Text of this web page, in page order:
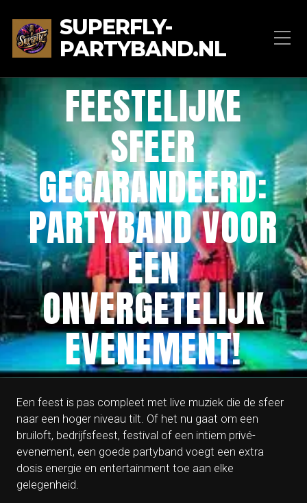
SUPERFLY-
PARTYBAND.NL
FEESTELIJKE
SFEER
GEGARANDEERD:
PARTYBAND VOOR
EEN
ONVERGETELIJK
EVENEMENT!
Een feest is pas compleet met live muziek die de sfeer
naar een hoger niveau tilt. Of het nu gaat om een
bruiloft, bedrijfsfeest, festival of een intiem privé-
evenement, een goede partyband voegt een extra
dosis energie en entertainment toe aan elke
gelegenheid.